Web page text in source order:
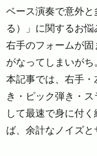
ベース演奏で意外
る）」に関するお
右手のフォームが
がなってしまいがち
本記事では、右手
き・ピック弾き・
して最速で身に付
ば、余計なノイズと